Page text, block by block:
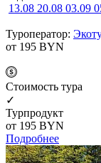
13.08 20.08 03.09
Туроператор:
от 195 BYN
Cтоимость тура
✓
Турпродукт
от 195 BYN
Подробнее